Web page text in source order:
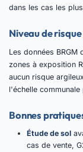
dans les cas les
Niveau de
Les données
zones à exposition
aucun risque
l'échelle communale
Bonnes
Étude de sol
cas de vente,